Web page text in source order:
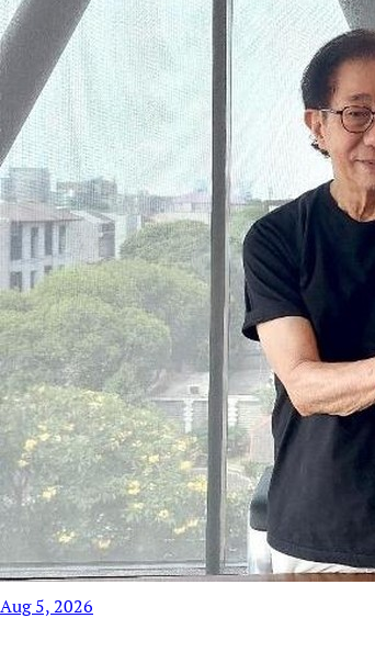
Aug 5, 2026